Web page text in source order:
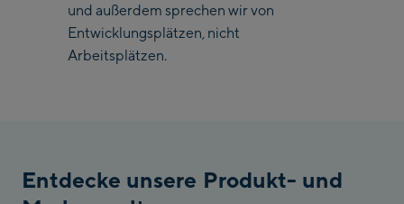
Talstation /Valley
station
Spieljochbahn
Bergstation / Top
Ischgl Outlet
und außerdem sprechen wir von
Entwicklungsplätzen, nicht
Arbeitsplätzen.
Entdecke unsere Produkt- und